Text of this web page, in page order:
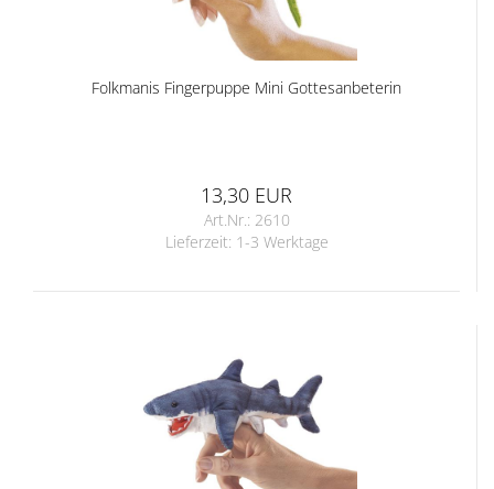
Folkmanis Fingerpuppe Mini Gottesanbeterin
13,30 EUR
Art.Nr.: 2610
Lieferzeit: 1-3 Werktage